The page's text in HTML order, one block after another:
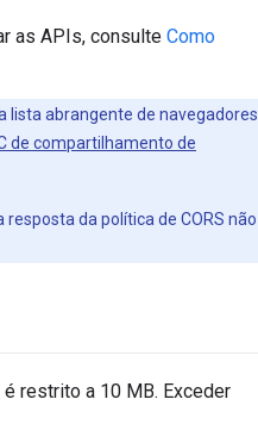
as APIs, consulte Como
lista abrangente de navegadores
de compartilhamento de
da política de CORS não
restrito a 10 MB. Exceder